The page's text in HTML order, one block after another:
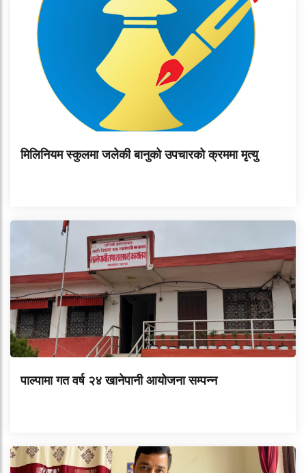
मिलिनियम स्कुलमा जलेकी बानुको उपचारको क्रममा मृत्यु
पाल्पामा गत वर्ष २४ खानेपानी आयोजना सम्पन्न